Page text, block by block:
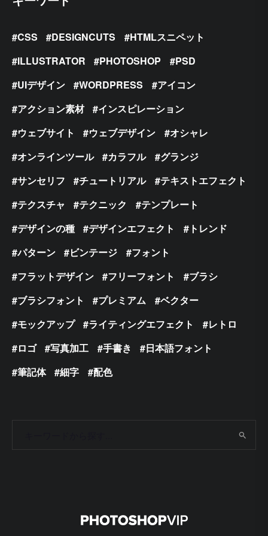
CSS DESIGNCUTS
HTMLスニペット
ILLUSTRATOR
PHOTOSHOP
PSD
UIデザイン
WORDPRESS
アイコン
アクション素材
インスピレーション
ウェブサイト
ウェブデザイン
オシャレ
オンラインツール
カラフル
グランジ
サンセリフ
チュートリアル
テキストエフェクト
テクスチャ
テクニック
テンプレート
デザインの種
デザインエフェクト
トレンド
パターン
ビンテージ
フォント
フラットデザイン
フリーフォント
ブラシ
ブラシフォント
プレミアム
ベクター
モックアップ
ライティングエフェクト
レトロ
ロゴ
写真加工 手書き
日本語フォント
筆記体
細字 配色